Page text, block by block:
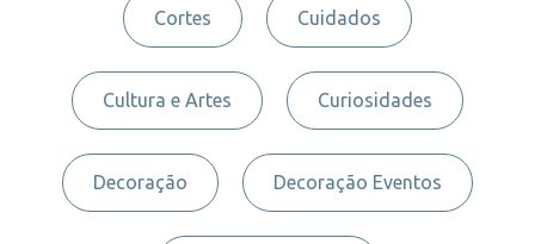
Cortes Cuidados
Cultura e Artes Curiosidades
Decoração Decoração Eventos